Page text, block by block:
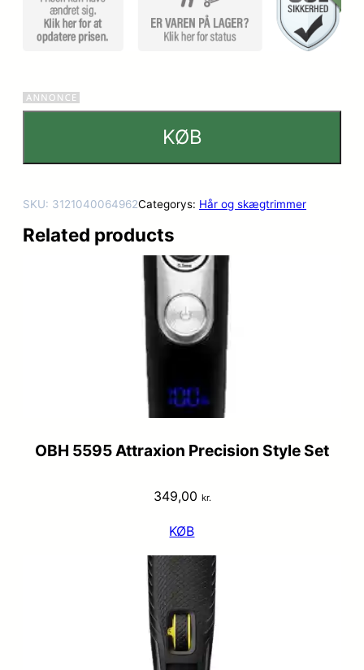
KØB
SKU: 3121040064962Categorys: Hår og skægtrimmer
Related products
OBH 5595 Attraxion Precision Style Set
349,00 kr.
KØB